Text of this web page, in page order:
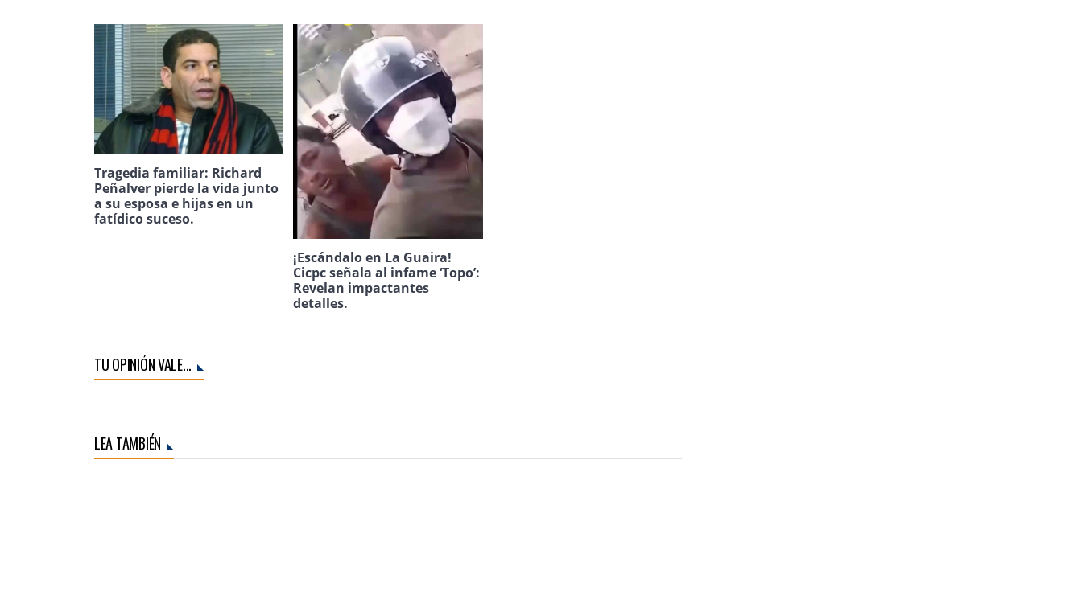
Tragedia familiar: Richard
Peñalver pierde la vida junto
a su esposa e hijas en un
fatídico suceso.
¡Escándalo en La Guaira!
Cicpc señala al infame ‘Topo’:
Revelan impactantes
detalles.
TU OPINIÓN VALE...
LEA TAMBIÉN